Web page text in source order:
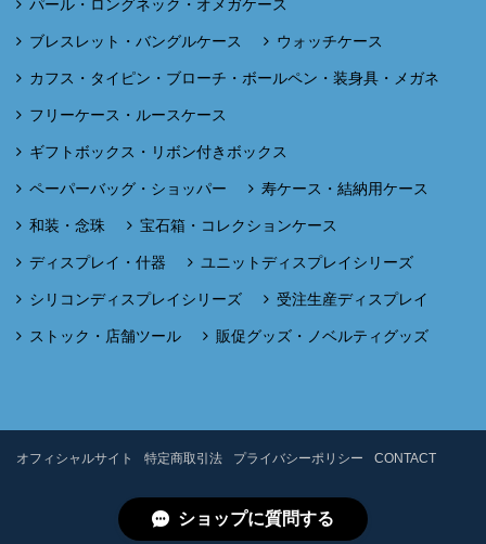
パール・ロングネック・オメガケース
ブレスレット・バングルケース ウォッチケース
カフス・タイピン・ブローチ・ボールペン・装身具・メガネ
フリーケース・ルースケース
ギフトボックス・リボン付きボックス
ペーパーバッグ・ショッパー 寿ケース・結納用ケース
和装・念珠 宝石箱・コレクションケース
ディスプレイ・什器 ユニットディスプレイシリーズ
シリコンディスプレイシリーズ 受注生産ディスプレイ
ストック・店舗ツール 販促グッズ・ノベルティグッズ
オフィシャルサイト 特定商取引法 プライバシーポリシー CONTACT
ショップに質問する